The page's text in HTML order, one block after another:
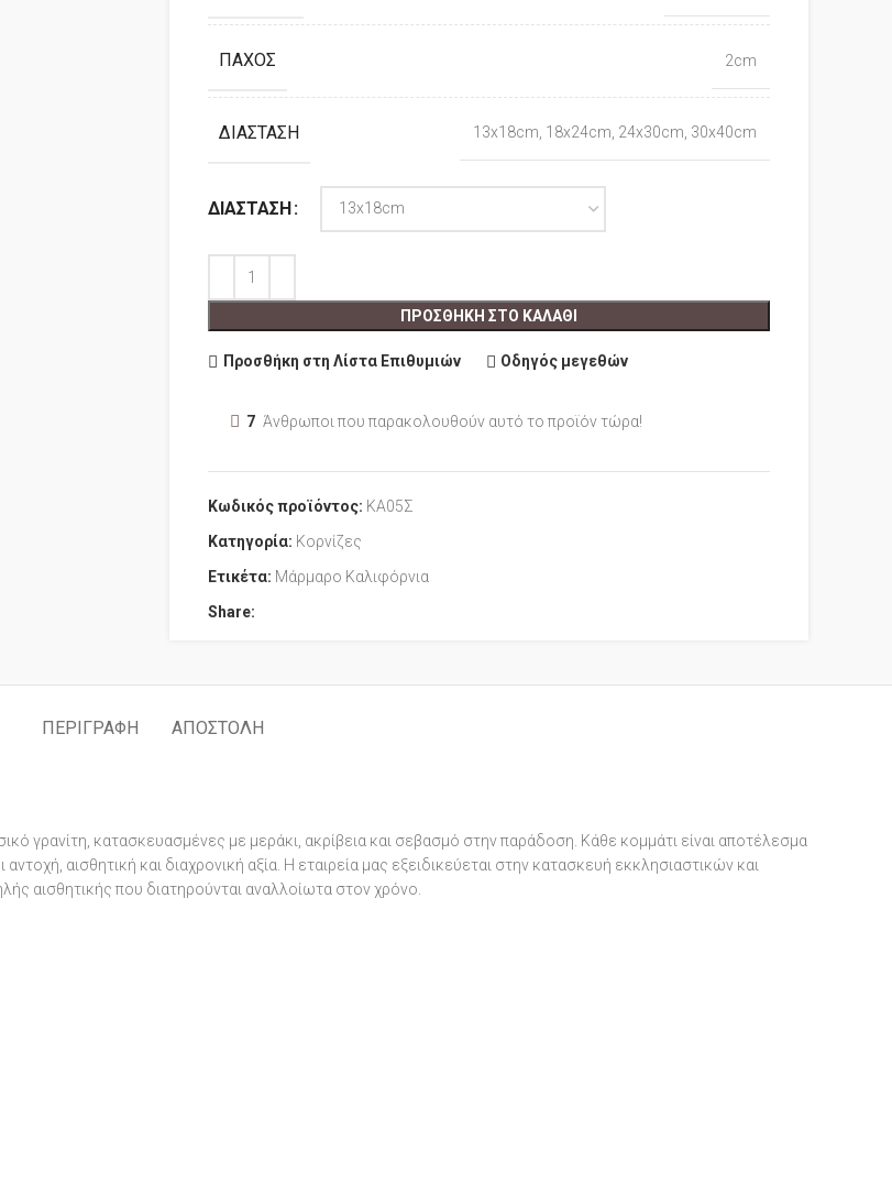
ΠΆΧΟΣ 2cm
ΔΙΆΣΤΑΣΗ 13x18cm, 18x24cm, 24x30cm, 30x40cm
ΔΙΆΣΤΑΣΗ
ΠΡΟΣΘΉΚΗ ΣΤΟ ΚΑΛΆΘΙ
Προσθήκη στη Λίστα Επιθυμιών Οδηγός μεγεθών
7 Άνθρωποι που παρακολουθούν αυτό το προϊόν τώρα!
Κωδικός προϊόντος: ΚΑ05Σ
Κατηγορία: Κορνίζες
Ετικέτα: Μάρμαρο Καλιφόρνια
Share:
ΠΕΡΙΓΡΑΦΉ ΑΠΟΣΤΟΛΉ
γρανίτη, κατασκευασμένες με μεράκι, ακρίβεια και σεβασμό στην παράδοση. Κάθε κομμάτι είναι αποτέλεσμα
αισθητική και διαχρονική αξία. Η εταιρεία μας εξειδικεύεται στην κατασκευή εκκλησιαστικών και
αισθητικής που διατηρούνται αναλλοίωτα στον χρόνο.